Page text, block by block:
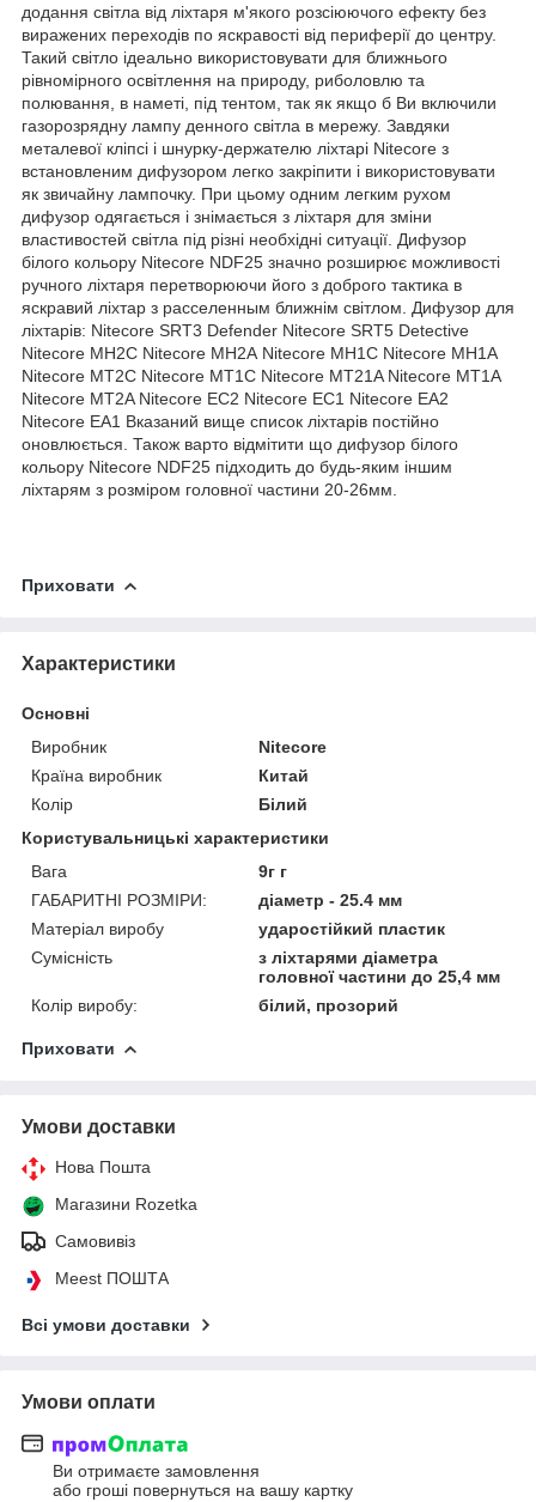
додання світла від ліхтаря м'якого розсіюючого ефекту без
виражених переходів по яскравості від периферії до центру.
Такий світло ідеально використовувати для ближнього
рівномірного освітлення на природу, риболовлю та
полювання, в наметі, під тентом, так як якщо б Ви включили
газорозрядну лампу денного світла в мережу. Завдяки
металевої кліпсі і шнурку-держателю ліхтарі Nitecore з
встановленим дифузором легко закріпити і використовувати
як звичайну лампочку. При цьому одним легким рухом
дифузор одягається і знімається з ліхтаря для зміни
властивостей світла під різні необхідні ситуації. Дифузор
білого кольору Nitecore NDF25 значно розширює можливості
ручного ліхтаря перетворюючи його з доброго тактика в
яскравий ліхтар з расселенным ближнім світлом. Дифузор для
ліхтарів: Nitecore SRT3 Defender Nitecore SRT5 Detective
Nitecore МН2С Nitecore МН2А Nitecore МН1С Nitecore МН1А
Nitecore MT2C Nitecore MT1C Nitecore MT21A Nitecore MT1A
Nitecore MT2A Nitecore EC2 Nitecore EC1 Nitecore ЕА2
Nitecore ЕА1 Вказаний вище список ліхтарів постійно
оновлюється. Також варто відмітити що дифузор білого
кольору Nitecore NDF25 підходить до будь-яким іншим
ліхтарям з розміром головної частини 20-26мм.
Приховати
Характеристики
Основні
Виробник
Nitecore
Країна виробник
Китай
Колір
Білий
Користувальницькі характеристики
Вага
9г г
ГАБАРИТНІ РОЗМІРИ:
діаметр - 25.4 мм
Матеріал виробу
ударостійкий пластик
Сумісність
з ліхтарями діаметра
головної частини до 25,4 мм
Колір виробу:
білий, прозорий
Приховати
Умови доставки
Нова Пошта
Магазини Rozetka
Самовивіз
Meest ПОШТА
Всі умови доставки
Умови оплати
Ви отримаєте замовлення
або гроші повернуться на вашу картку